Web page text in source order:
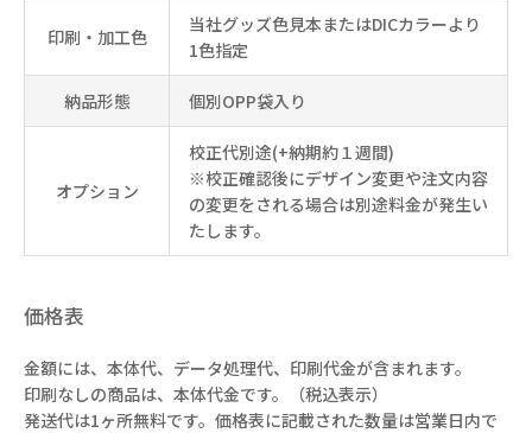
印刷・加工色
当社グッズ色見本またはDICカラーより
1色指定
納品形態 個別OPP袋入り
オプション
校正代別途(+納期約１週間)
※校正確認後にデザイン変更や注文内容
の変更をされる場合は別途料金が発生い
たします。
価格表
金額には、本体代、データ処理代、印刷代金が含まれます。
印刷なしの商品は、本体代金です。（税込表示）
発送代は1ヶ所無料です。価格表に記載された数量は営業日内で